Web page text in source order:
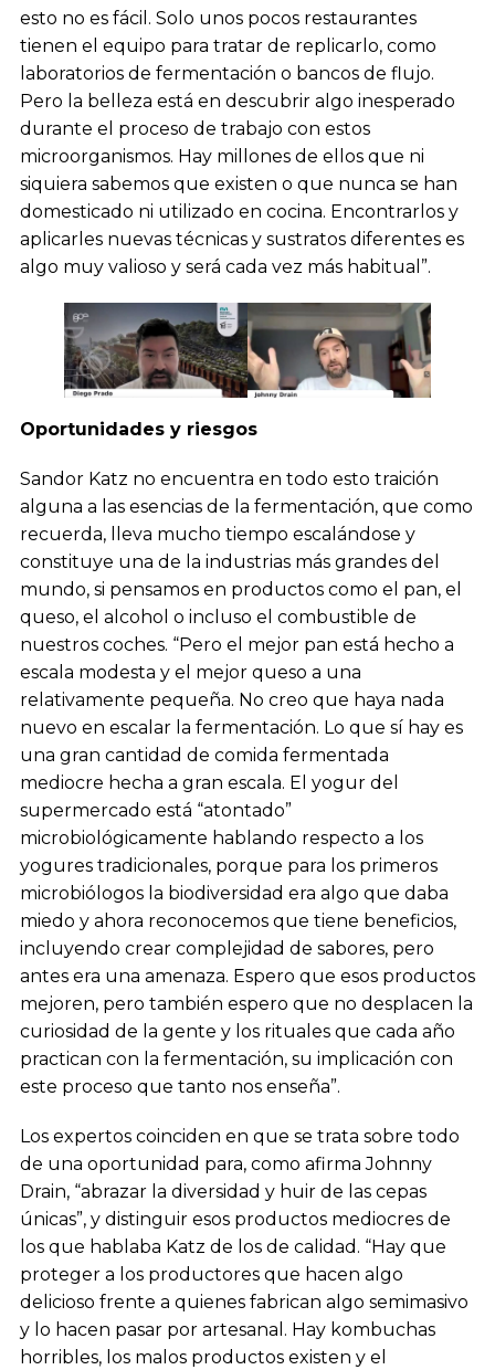
esto no es fácil. Solo unos pocos restaurantes
tienen el equipo para tratar de replicarlo, como
laboratorios de fermentación o bancos de flujo.
Pero la belleza está en descubrir algo inesperado
durante el proceso de trabajo con estos
microorganismos. Hay millones de ellos que ni
siquiera sabemos que existen o que nunca se han
domesticado ni utilizado en cocina. Encontrarlos y
aplicarles nuevas técnicas y sustratos diferentes es
algo muy valioso y será cada vez más habitual”.
Oportunidades y riesgos
Sandor Katz no encuentra en todo esto traición
alguna a las esencias de la fermentación, que como
recuerda, lleva mucho tiempo escalándose y
constituye una de la industrias más grandes del
mundo, si pensamos en productos como el pan, el
queso, el alcohol o incluso el combustible de
nuestros coches. “Pero el mejor pan está hecho a
escala modesta y el mejor queso a una
relativamente pequeña. No creo que haya nada
nuevo en escalar la fermentación. Lo que sí hay es
una gran cantidad de comida fermentada
mediocre hecha a gran escala. El yogur del
supermercado está “atontado”
microbiológicamente hablando respecto a los
yogures tradicionales, porque para los primeros
microbiólogos la biodiversidad era algo que daba
miedo y ahora reconocemos que tiene beneficios,
incluyendo crear complejidad de sabores, pero
antes era una amenaza. Espero que esos productos
mejoren, pero también espero que no desplacen la
curiosidad de la gente y los rituales que cada año
practican con la fermentación, su implicación con
este proceso que tanto nos enseña”.
Los expertos coinciden en que se trata sobre todo
de una oportunidad para, como afirma Johnny
Drain, “abrazar la diversidad y huir de las cepas
únicas”, y distinguir esos productos mediocres de
los que hablaba Katz de los de calidad. “Hay que
proteger a los productores que hacen algo
delicioso frente a quienes fabrican algo semimasivo
y lo hacen pasar por artesanal. Hay kombuchas
horribles, los malos productos existen y el